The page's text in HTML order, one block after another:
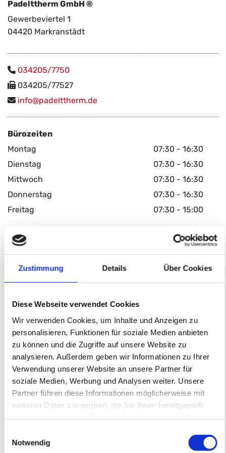
Zustimmung Details Über Cookies
Diese Webseite verwendet Cookies
Wir verwenden Cookies, um Inhalte und Anzeigen zu
personalisieren, Funktionen für soziale Medien anbieten
zu können und die Zugriffe auf unsere Website zu
analysieren. Außerdem geben wir Informationen zu Ihrer
Verwendung unserer Website an unsere Partner für
soziale Medien, Werbung und Analysen weiter. Unsere
Partner führen diese Informationen möglicherweise mit
weiteren Daten zusammen, die Sie ihnen bereitgestellt
Notwendig
Padelttherm GmbH ®
Gewerbeviertel 1
04420 Markranstädt
 034205/7750
 034205/77527
 info@​padelttherm.​de
Büro­zei­ten
Montag
07:30 - 16:30
Dienstag
07:30 - 16:30
Mittwoch
07:30 - 16:30
Donnerstag
07:30 - 16:30
Freitag
07:30 - 15:00
Schreiben Sie uns
Datei wählen